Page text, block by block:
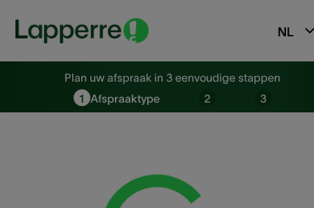
NL
Plan uw afspraak in 3
Plan uw afspraak in 3 eenvoudige stappen
1 Afspraaktype 2 3
Loading...